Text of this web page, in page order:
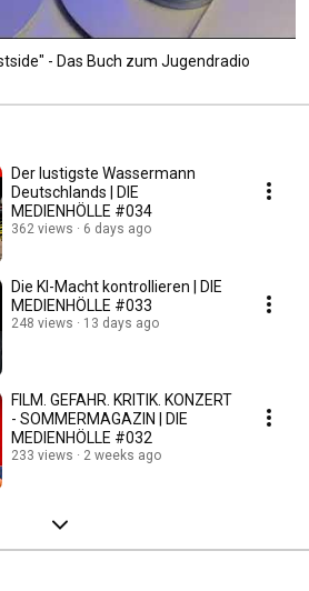
- Das Buch zum Jugendradio
Der lustigste Wassermann
Deutschlands | DIE
MEDIENHÖLLE #034
362 views 6 days ago
Die KI-Macht kontrollieren | DIE
MEDIENHÖLLE #033
248 views 13 days ago
FILM. GEFAHR. KRITIK. KONZERT
- SOMMERMAGAZIN | DIE
MEDIENHÖLLE #032
233 views 2 weeks ago